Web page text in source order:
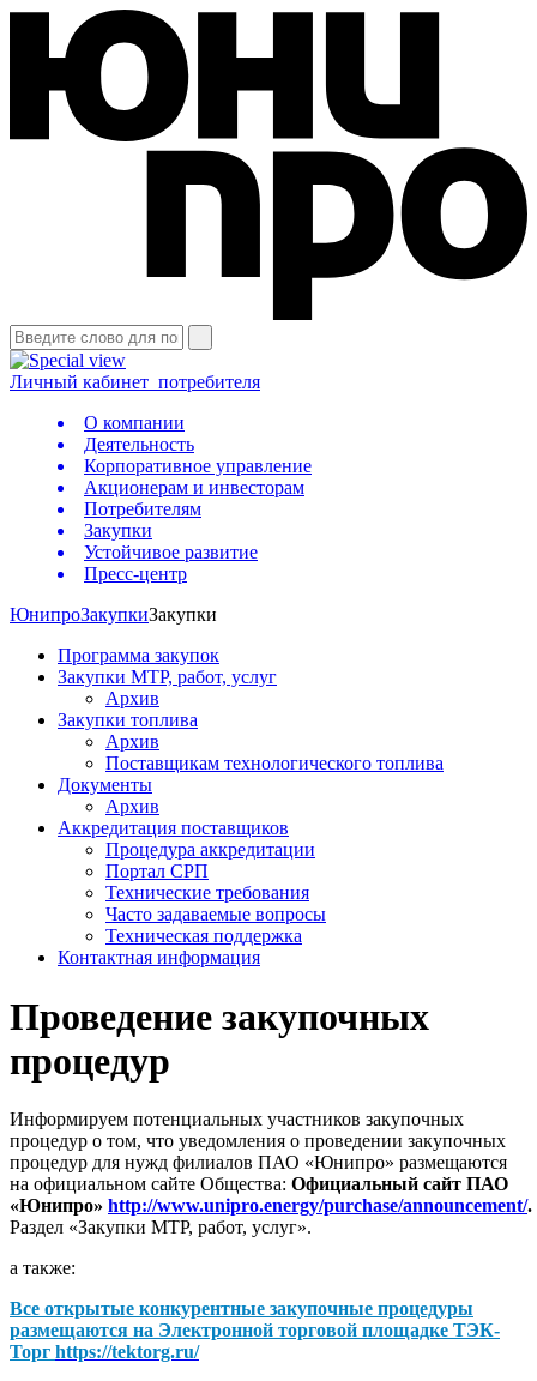
Личный кабинет потребителя
О компании
Деятельность
Корпоративное управление
Акционерам и инвесторам
Потребителям
Закупки
Устойчивое развитие
Пресс-центр
ЮнипроЗакупкиЗакупки
Программа закупок
Закупки МТР, работ, услуг
Архив
Закупки топлива
Архив
Поставщикам технологического топлива
Документы
Архив
Аккредитация поставщиков
Процедура аккредитации
Портал СРП
Технические требования
Часто задаваемые вопросы
Техническая поддержка
Контактная информация
Проведение закупочных
процедур
Информируем потенциальных участников закупочных
процедур о том, что уведомления о проведении закупочных
процедур для нужд филиалов ПАО «Юнипро» размещаются
на официальном сайте Общества: Официальный сайт ПАО
«Юнипро» http://www.unipro.energy/purchase/announcement/.
Раздел «Закупки МТР, работ, услуг».
а также:
Все открытые конкурентные закупочные процедуры
размещаются на Электронной торговой площадке ТЭК-
Торг https://tektorg.ru/